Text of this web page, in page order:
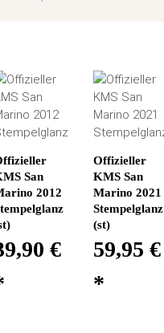
San
2012
€
Offizieller
KMS San
Marino 2021
Stempelglanz
(st)
59,95 €
*